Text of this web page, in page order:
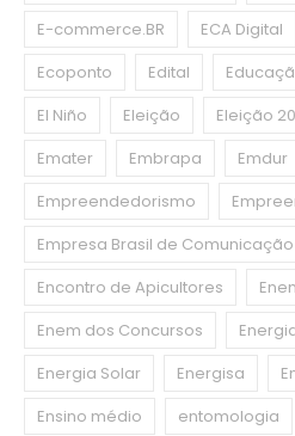
E-commerce.BR
ECA Digital
Ecoponto
Edital
El Niño
Eleição Eleição
Emater
Embrapa Emdur
Empreendedorismo
Empresa Brasil de Comunicação
Encontro de Apicultores
Enem dos Concursos
Energia Solar
Energisa
Ensino médio
entomologia